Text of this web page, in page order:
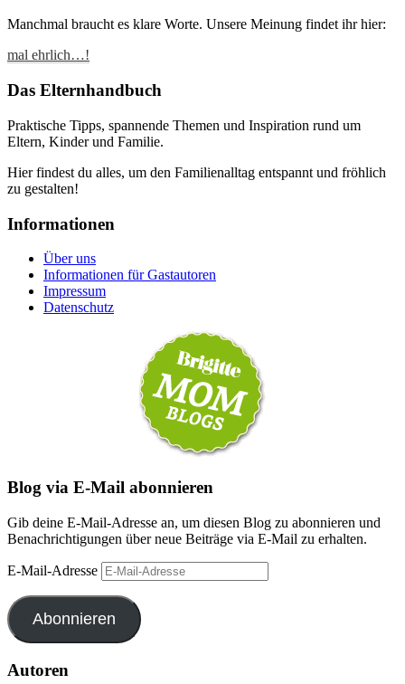
Manchmal braucht es klare Worte. Unsere Meinung findet ihr hier:
mal ehrlich…!
Das Elternhandbuch
Praktische Tipps, spannende Themen und Inspiration rund um
Eltern, Kinder und Familie.
Hier findest du alles, um den Familienalltag entspannt und fröhlich
zu gestalten!
Informationen
Über uns
Informationen für Gastautoren
Impressum
Datenschutz
Blog via E-Mail abonnieren
Gib deine E-Mail-Adresse an, um diesen Blog zu abonnieren und
Benachrichtigungen über neue Beiträge via E-Mail zu erhalten.
E-Mail-Adresse
Abonnieren
Autoren